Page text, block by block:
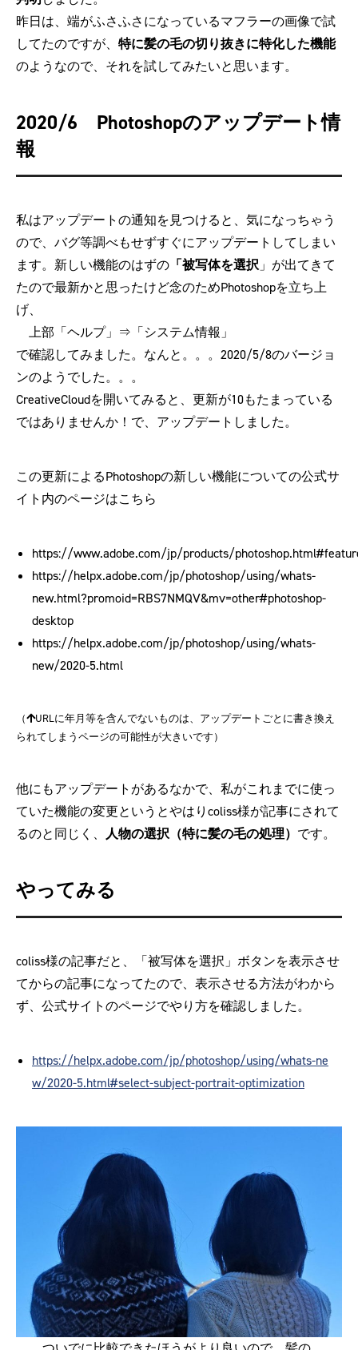
昨日は、端がふさふさになっているマフラーの画像で試
してたのですが、 特に髪の毛の切り抜きに特化した機能
のようなので、それを試してみたいと思います。
2020/6 Photoshopのアップデート情
報
私はアップデートの通知を見つけると、気になっちゃう
ので、バグ等調べもせずすぐにアップデートしてしまい
ます。新しい機能のはずの 「被写体を選択 」が出てきて
たので最新かと思ったけど念のためPhotoshopを立ち上
げ、
上部「ヘルプ」⇒「システム情報」
で確認してみました。なんと。。。2020/5/8のバージョ
ンのようでした。。。
CreativeCloudを開いてみると、更新が10もたまっている
ではありませんか！で、アップデートしました。
この更新によるPhotoshopの新しい機能についての公式サ
イト内のページはこちら
https://www.adobe.com/jp/products/
https://helpx.adobe.com/jp/photoshop/using/whats-
new.html?promoid=RBS7NMQV&mv=other#photoshop-
desktop
https://helpx.adobe.com/jp/photoshop/using/whats-
new/2020-5.html
（
URLに年月等を含んでないものは、アップデートごとに書き換え
られてしまうページの可能性が大きいです）
他にもアップデートがあるなかで、私がこれまでに使っ
ていた機能の変更というとやはりcoliss様が記事にされて
るのと同じく、 人物の選択（特に髪の毛の処理） です。
やってみる
coliss様の記事だと、「被写体を選択」ボタンを表示させ
てからの記事になってたので、表示させる方法がわから
ず、公式サイトのページでやり方を確認しました。
https://helpx.adobe.com/jp/photoshop/using/whats-ne
w/2020-5.html#select-subject-portrait-optimization